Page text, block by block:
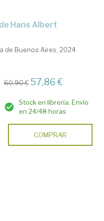
Hans Albert
de Buenos Aires, 2024
60,90 € 57,86 €
Stock en librería. Envío
en 24/48 horas
COMPRAR